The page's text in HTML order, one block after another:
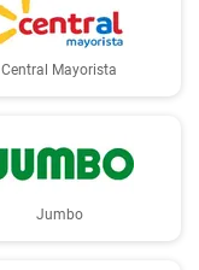
Central Mayorista
Jumbo